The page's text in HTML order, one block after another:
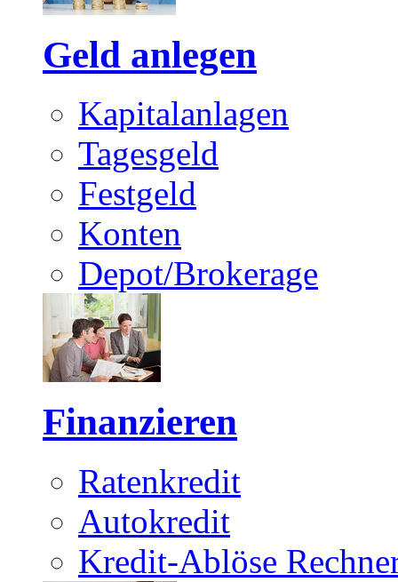
Geld anlegen
Kapitalanlagen
Tagesgeld
Festgeld
Konten
Depot/Brokerage
Finanzieren
Ratenkredit
Autokredit
Kredit-Ablöse